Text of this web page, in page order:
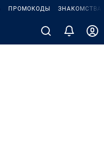
ПРОМОКОДЫ ЗНАКОМСТВА